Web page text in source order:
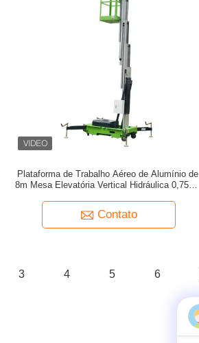
Plataforma de Trabalho Aéreo de Alumínio de
8m Mesa Elevatória Vertical Hidráulica 0,75Kw
Contato
3 4 5 6